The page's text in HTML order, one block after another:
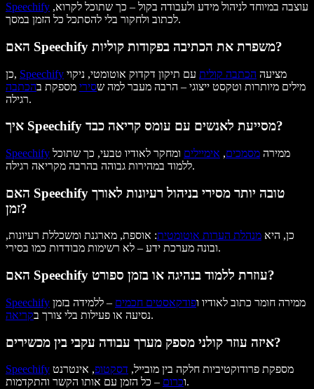
Speechify
לכתוב ולחקור בלי להסתכל כל הזמן במסך.
האם Speechify משפרת את הכתיבה בפקודות קוליות?
כן, Speechify מציעה הכתבה קולית עם תיקון דקדוק אוטומטי, ניקוי
מילים מיותרות וטקסט ייצוגי – הרבה מעבר למה שסירי מספקת בהכתבה
רגילה.
איך Speechify מסייעת לאנשים עם עומס קריאה כבד?
Speechify ממירה מסמכים, אימיילים ומחקר לאודיו טבעי, כך שתוכל
ללמוד במהירות גבוהה בהרבה מקריאה רגילה.
האם Speechify טובה יותר מסירי בניהול רעיונות לאורך
זמן?
כן, היא מנהלת הערות אוטומטית: אוספת, מארגנת ומשכללת רעיונות,
ובונה מערכת ידע – לא רשימות מבודדות כמו בסירי.
האם Speechify עוזרת ללמוד בנהיגה או בזמן ספורט?
Speechify ממירה חומר כתוב לאודיו ופודקאסטים חכמים – ללמידה בזמן
נסיעה או פעילות בלי צורך בקריאה .
איזה עוזר קולני מספק מערך עבודה עקבי בין מכשירים?
Speechify מספקת פרודוקטיביות חלקה בין מובייל, דסקטופ, אינטרנט
וכרום – כל הזמן עם אותו הקשר והתקדמות.